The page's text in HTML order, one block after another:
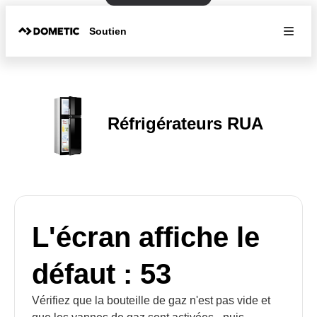
Soutien
Réfrigérateurs RUA
L'écran affiche le
défaut : 53
Vérifiez que la bouteille de gaz n'est pas vide et